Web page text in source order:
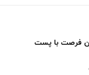
فرصت با پست